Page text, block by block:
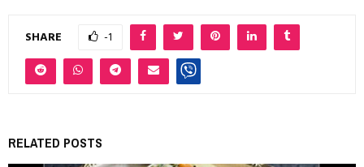
SHARE -1
RELATED POSTS